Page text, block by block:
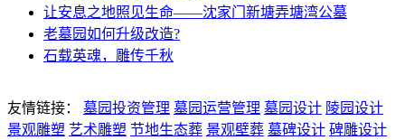
让安息之地照见生命——沈家门新塘弄塘湾公墓
老墓园如何升级改造?
石载英魂，雕传千秋
友情链接： 墓园投资管理 墓园运营管理 墓园设计 陵园设计
景观雕塑 艺术雕塑 节地生态葬 景观壁葬 墓碑设计 碑雕设计